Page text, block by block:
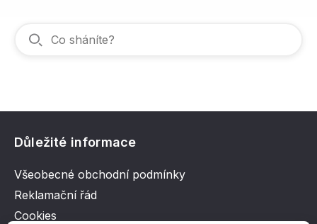
Důležité informace
Všeobecné obchodní podmínky
Reklamační řád
Cookies